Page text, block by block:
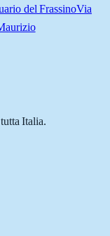
del FrassinoVia
Italia.